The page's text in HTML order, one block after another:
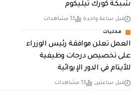
شبكة كورك تيليكوم
قبل ساعة واحدة 13 مشاهدات
محليات
العمل تعلن موافقة رئيس الوزراء
على تخصيص درجات وظيفية
للأيتام في الدور الإيوائية
قبل ساعتين 13 مشاهدات